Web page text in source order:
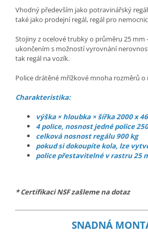
Vhodný především jako potravinářský
také jako prodejní regál, regál pro
Stojiny z ocelové trubky o průměru 25
ukončením s možností vyrovnání
tak regál na vozík.
Police drátěné mřížkové mnoha rozměrů o
Charakteristika:
výška × hloubka × šířka 2000 x
4 police, nosnost jedné police
celková nosnost regálu 900 kg
pokud si dokoupíte kola, lze
police přestavitelné v rastru 25
* Certifikaci NSF zašleme na dotaz
SNADNÁ